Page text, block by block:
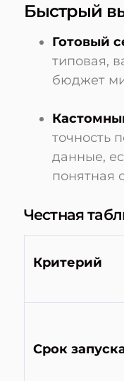
Быстрый
Готовый
типовая,
бюджет
точность
данные,
понятная
Честная
Критерий
Срок